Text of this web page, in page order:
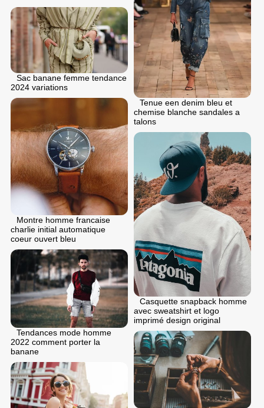
Tenue een denim bleu et
chemise blanche sandales a
talons
Sac banane femme tendance
2024 variations
Montre homme francaise
charlie initial automatique
coeur ouvert bleu
Casquette snapback homme
avec sweatshirt et logo
imprimé design original
Tendances mode homme
2022 comment porter la
banane